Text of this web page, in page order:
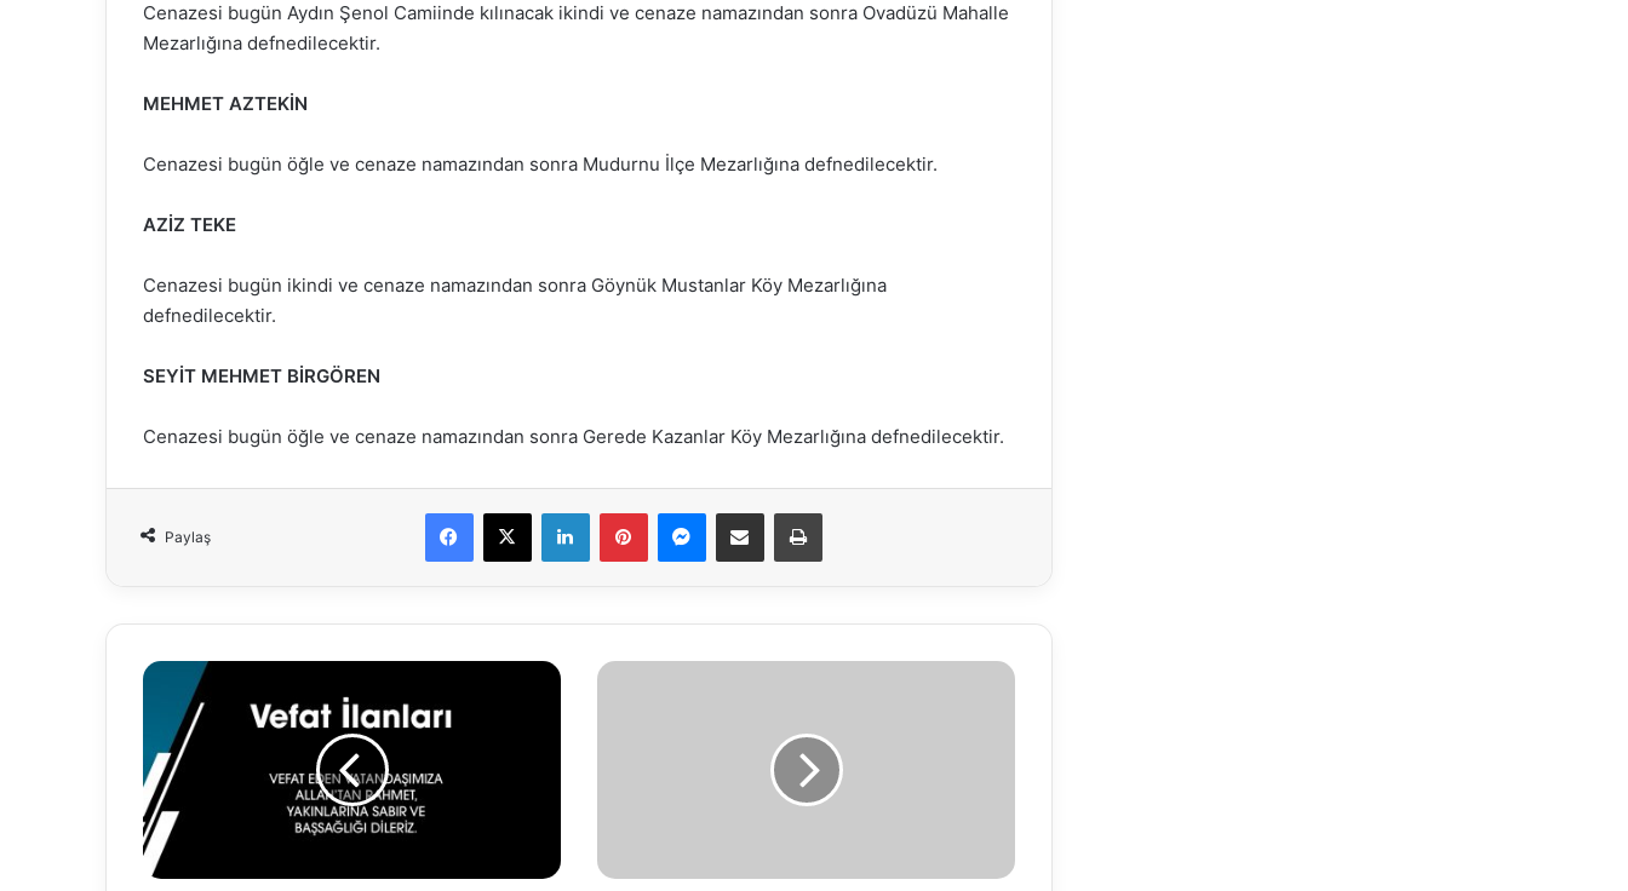
Cenazesi bugün Aydın Şenol Camiinde kılınacak ikindi ve cenaze namazından sonra Ovadüzü Mahalle
Mezarlığına defnedilecektir.
MEHMET AZTEKİN
Cenazesi bugün öğle ve cenaze namazından sonra Mudurnu İlçe Mezarlığına defnedilecektir.
AZİZ TEKE
Cenazesi bugün ikindi ve cenaze namazından sonra Göynük Mustanlar Köy Mezarlığına
defnedilecektir.
SEYİT MEHMET BİRGÖREN
Cenazesi bugün öğle ve cenaze namazından sonra Gerede Kazanlar Köy Mezarlığına defnedilecektir.
Paylaş
Facebook
X LinkedInPinterestMessenger
E-Mail ile paylaş Yazdır
19.05.2026
Gençlik